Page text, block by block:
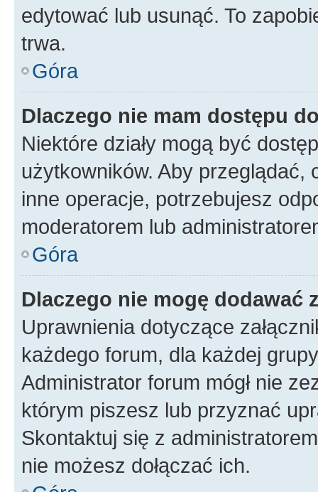
edytować lub usunąć. To
trwa.
Góra
Dlaczego nie mam dostępu
Niektóre działy mogą być
użytkowników. Aby
inne operacje, potrzebujesz
moderatorem lub
Góra
Dlaczego nie mogę dodawać
Uprawnienia dotyczące
każdego forum, dla każdej
Administrator forum mógł nie
którym piszesz lub przyznać
Skontaktuj się z
nie możesz dołączać ich.